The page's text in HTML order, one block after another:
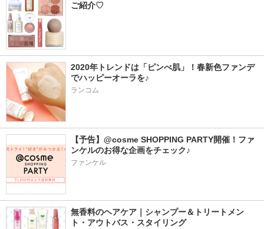
ご紹介♡
2020年トレンドは「ピンべ肌」！春新色ファンデ
でハッピーオーラを♪
ランコム
【予告】@cosme SHOPPING PARTY開催！ファ
ンケルのお得な企画をチェック♪
ファンケル
無香料のヘアケア｜シャンプー＆トリートメン
ト・アウトバス・スタイリング